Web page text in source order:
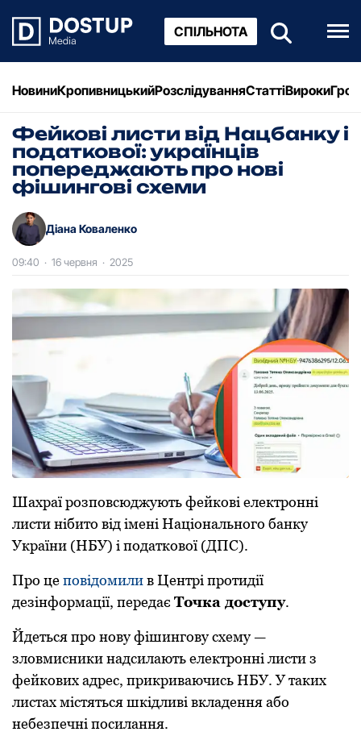
СПІЛЬНОТА
НовиниКропивницькийРозслідуванняСтаттіВироки
Фейкові листи від Нацбанку і
податкової: українців
попереджають про нові
фішингові схеми
Діана Коваленко
09:40 · 16 червня · 2025
Шахраї розповсюджують фейкові електронні
листи нібито від імені Національного банку
України (НБУ) і податкової (ДПС).
Про цеповідомилив Центрі протидії
дезінформації, передає Точка доступу.
Йдеться про нову фішингову схему —
зловмисники надсилають електронні листи з
фейкових адрес, прикриваючись НБУ. У таких
листах містяться шкідливі вкладення або
небезпечні посилання.